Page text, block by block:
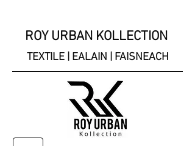
ROY URBAN KOLLECTION
TEXTILE | EALAIN | FAISNEACH